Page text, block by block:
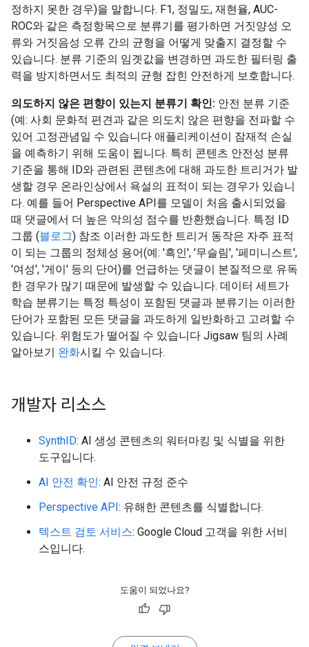
정하지 못한 경우)을 말합니다. F1, 정밀도, 재현율, AUC-
ROC와 같은 측정항목으로 분류기를 평가하면 거짓양성 오
류와 거짓음성 오류 간의 균형을 어떻게 맞출지 결정할 수
있습니다. 분류 기준의 임곗값을 변경하면 과도한 필터링 출
력을 방지하면서도 최적의 균형 잡힌 안전하게 보호합니다.
의도하지 않은 편향이 있는지 분류기 확인: 안전 분류 기준
(예: 사회 문화적 편견과 같은 의도치 않은 편향을 전파할 수
있어 고정관념일 수 있습니다 애플리케이션이 잠재적 손실
을 예측하기 위해 도움이 됩니다. 특히 콘텐츠 안전성 분류
기준을 통해 ID와 관련된 콘텐츠에 대해 과도한 트리거가 발
생할 경우 온라인상에서 욕설의 표적이 되는 경우가 있습니
다. 예를 들어 Perspective API를 모델이 처음 출시되었을
때 댓글에서 더 높은 악의성 점수를 반환했습니다. 특정 ID
그룹 (블로그) 참조 이러한 과도한 트리거 동작은 자주 표적
이 되는 그룹의 정체성 용어(예: '흑인', '무슬림', '페미니스트',
'여성', '게이' 등의 단어)를 언급하는 댓글이 본질적으로 유독
한 경우가 많기 때문에 발생할 수 있습니다. 데이터 세트가
학습 분류기는 특정 특성이 포함된 댓글과 분류기는 이러한
단어가 포함된 모든 댓글을 과도하게 일반화하고 고려할 수
있습니다. 위험도가 떨어질 수 있습니다 Jigsaw 팀의 사례
알아보기 완화시킬 수 있습니다.
개발자 리소스
SynthID: AI 생성 콘텐츠의 워터마킹 및 식별을 위한
도구입니다.
AI 안전 확인: AI 안전 규정 준수
Perspective API: 유해한 콘텐츠를 식별합니다.
텍스트 검토 서비스: Google Cloud 고객을 위한 서비
스입니다.
도움이 되었나요?